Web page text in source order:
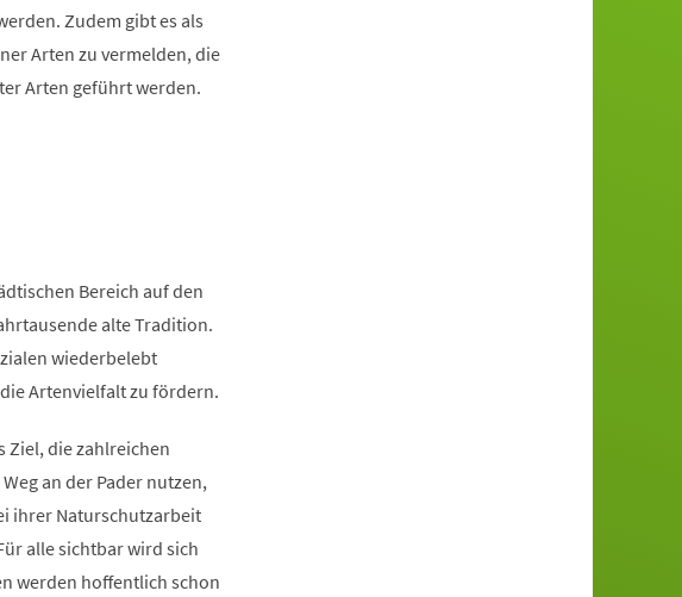
Zudem gibt es als
Arten zu vermelden, die
Arten geführt werden.
Bereich auf den
alte Tradition.
wiederbelebt
Artenvielfalt zu fördern.
Ziel, die zahlreichen
an der Pader nutzen,
ihrer Naturschutzarbeit
alle sichtbar wird sich
werden hoffentlich schon